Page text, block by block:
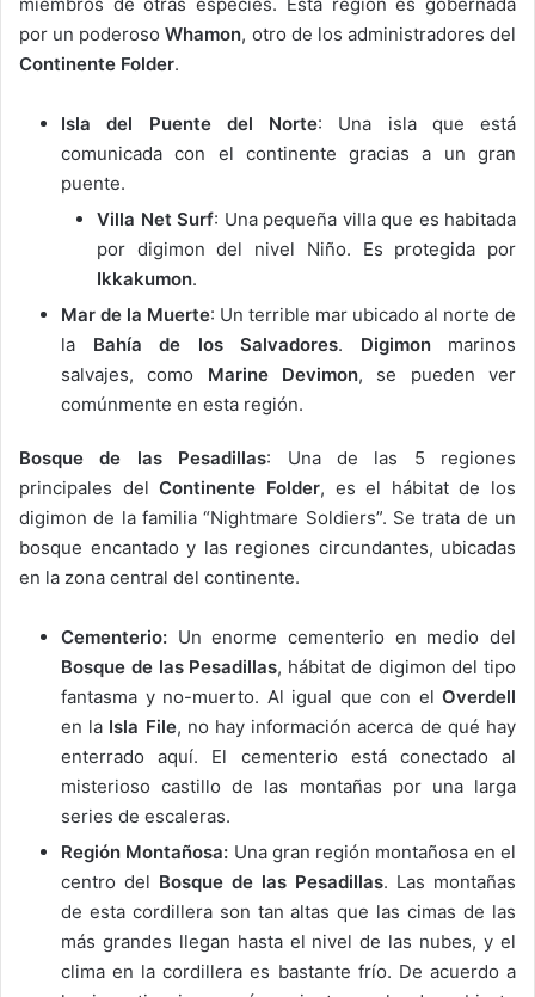
por un poderosoWhamon, otro de los administradores del
Continente Folder.
Isla del Puente del Norte: Una isla que está
comunicada con el continente gracias a un gran
puente.
Villa Net Surf: Una pequeña villa que es habitada
por digimon del nivel Niño. Es protegida por
Ikkakumon.
Mar de la Muerte: Un terrible mar ubicado al norte de
la Bahía de los Salvadores. Digimonmarinos
salvajes, como Marine Devimon, se pueden ver
comúnmente en esta región.
Bosque de las Pesadillas: Una de las 5 regiones
principales delContinente Folder, es el hábitat de los
digimon de la familia “Nightmare Soldiers”. Se trata de un
bosque encantado y las regiones circundantes, ubicadas
en la zona central del continente.
Cementerio: Un enorme cementerio en medio del
Bosque de las Pesadillas, hábitat de digimon del tipo
fantasma y no-muerto. Al igual que con el Overdell
en la Isla File, no hay información acerca de qué hay
enterrado aquí. El cementerio está conectado al
misterioso castillo de las montañas por una larga
series de escaleras.
Región Montañosa: Una gran región montañosa en el
centro del Bosque de las Pesadillas. Las montañas
de esta cordillera son tan altas que las cimas de las
más grandes llegan hasta el nivel de las nubes, y el
clima en la cordillera es bastante frío. De acuerdo a